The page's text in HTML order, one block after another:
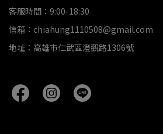
客服時間：9:00-18:30
信箱：chiahung1110508@gmail.com
地址：高雄市仁武區澄觀路1306號